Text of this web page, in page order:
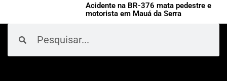
Acidente na BR-376 mata pedestre e
motorista em Mauá da Serra